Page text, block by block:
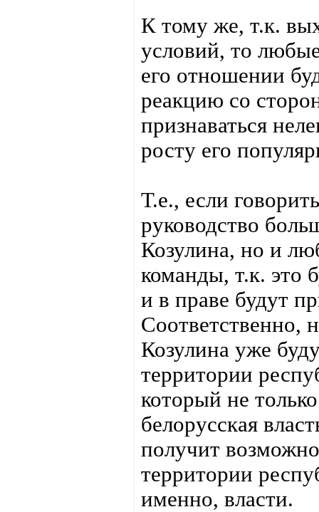
К тому же, т.к.
условий, то
его отношении
реакцию со
признаваться
росту его
Т.е., если
руководство
Козулина, но и
команды, т.к. это
и в праве будут
Соответственно,
Козулина уже
территории
который не
белорусская
получит
территории
именно, власти.